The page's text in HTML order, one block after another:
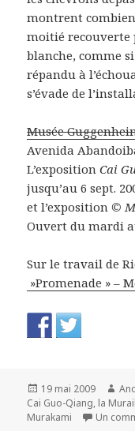
montrent
moitié recouverte
blanche, comme
répandu à
s’évade de
Musée
Avenida
L’expositionCai
jusqu’au 6 sept.
et l’exposition©
Ouvert du mardi
Sur le travail de
»Promenade » –
Publié
le
19 mai 2009
Cai Guo-Qiang, la
Murakami
Un